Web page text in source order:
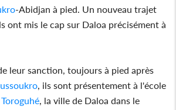
-Abidjan à pied. Un nouveau trajet
ont mis le cap sur Daloa précisément à
leur sanction, toujours à pied après
, ils sont présentement à l'école
Toroguhé , la ville de Daloa dans le